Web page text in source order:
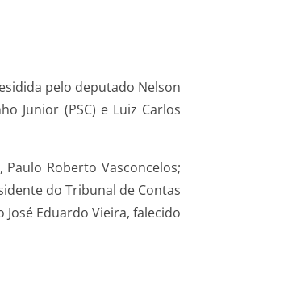
pelo deputado Nelson
Junior (PSC) e Luiz Carlos
Roberto Vasconcelos;
do Tribunal de Contas
Eduardo Vieira, falecido